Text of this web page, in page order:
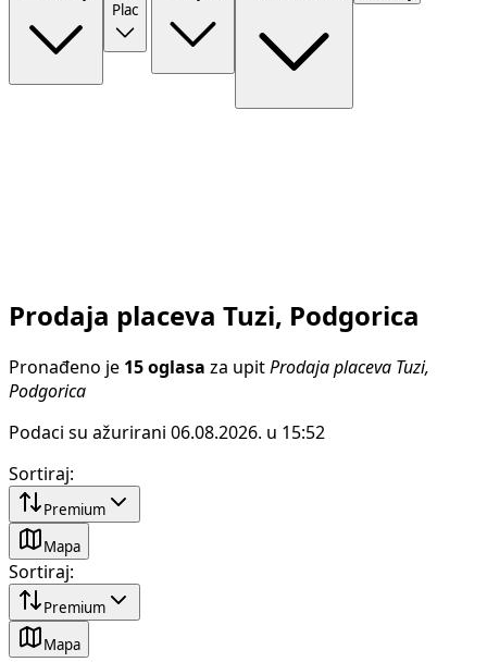
Plac
Prodaja placeva Tuzi, Podgorica
Pronađeno je 15 oglasa za upit Prodaja placeva Tuzi,
Podgorica
Podaci su ažurirani 06.08.2026. u 15:52
Sortiraj:
Premium
Mapa
Sortiraj:
Premium
Mapa